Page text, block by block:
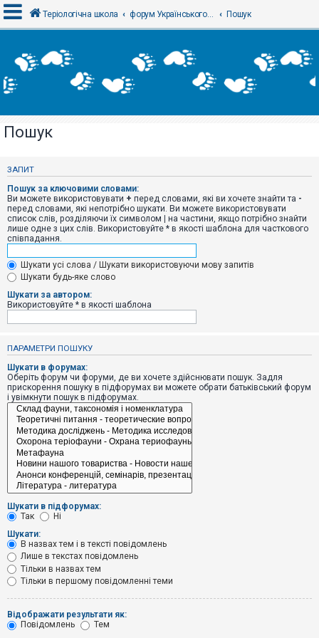
х
і
Р
с
р
а
ц
і
я
Т
е
м
и
б
і
п
о
в
і
д
в
н
т
е
м
и
о
ш
Теріологічна школа форум Українського теріологічного товариства Пошук
Пошук
ЗАПИТ
Пошук за ключовими словами:
Ви можете використовувати + перед словами, які ви хочете знайти та -
перед словами, які непотрібно шукати. Ви можете використовувати
список слів, розділяючи їх символом | на частини, якщо потрібно знайти
лише одне з цих слів. Використовуйте * в якості шаблона для часткового
співпадання.
Шукати усі слова / Шукати використовуючи мову запитів
Шукати будь-яке слово
Шукати за автором:
Використовуйте * в якості шаблона
ПАРАМЕТРИ ПОШУКУ
Шукати в форумах:
Оберіть форум чи форуми, де ви хочете здійснювати пошук. Задля
прискорення пошуку в підфорумах ви можете обрати батьківський форум
і увімкнути пошук в підфорумах.
Шукати в підфорумах:
Так
Ні
Шукати:
В назвах тем і в тексті повідомлень
Лише в текстах повідомлень
Тільки в назвах тем
Тільки в першому повідомленні теми
Відображати результати як:
Повідомлень
Тем